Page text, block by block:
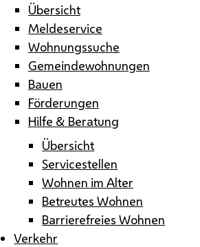
Übersicht
Meldeservice
Wohnungssuche
Gemeindewohnungen
Bauen
Förderungen
Hilfe & Beratung
Übersicht
Servicestellen
Wohnen im Alter
Betreutes Wohnen
Barrierefreies Wohnen
Verkehr